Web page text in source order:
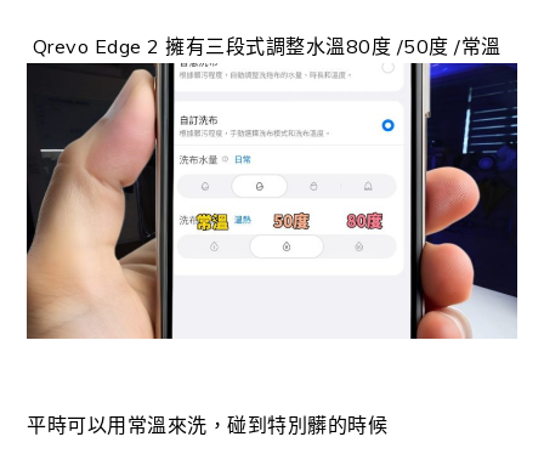
Qrevo Edge 2 擁有三段式調整水溫80度 /50度 /常溫
平時可以用常溫來洗，碰到特別髒的時候